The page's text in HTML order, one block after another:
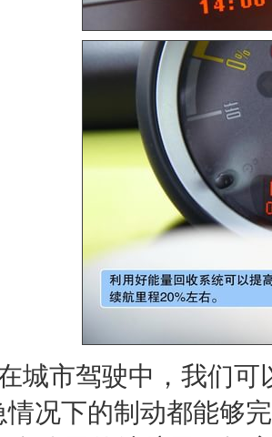
市驾驶中，我们可
情况下的制动都能够